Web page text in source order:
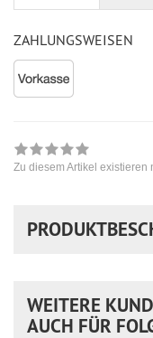
ZAHLUNGSWEISEN
Zu diesem Artikel existieren
WEITERE
AUCH FÜR